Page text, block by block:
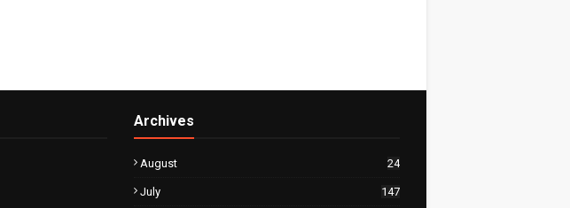
Archives
August 24
July 147